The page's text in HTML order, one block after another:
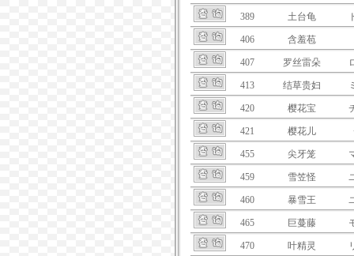
389 土台龟
406 含羞苞
407 罗丝雷朵
413 结草贵妇
420 樱花宝
421 樱花儿
455 尖牙笼
459 雪笠怪
460 暴雪王
465 巨蔓藤
470 叶精灵